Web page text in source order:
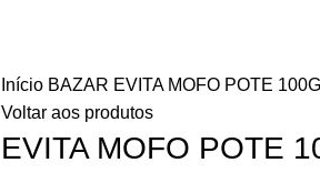
Início BAZAR EVITA MOFO POTE
Voltar aos produtos
EVITA MOFO POTE